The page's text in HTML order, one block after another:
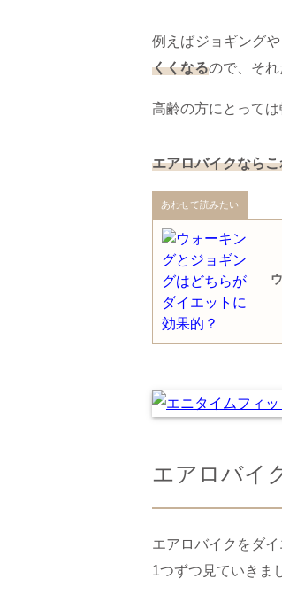
例えばジョギングや
くくなるので、それ
高齢の方にとって
エアロバイクなら
あわせて読みたい
エアロバイ
エアロバイクをダ
1つずつ見ていきま